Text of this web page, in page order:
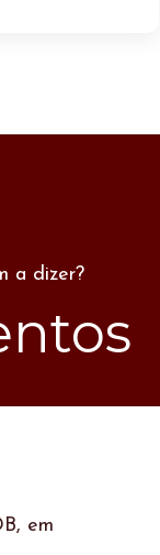
a dizer?
da UNDB